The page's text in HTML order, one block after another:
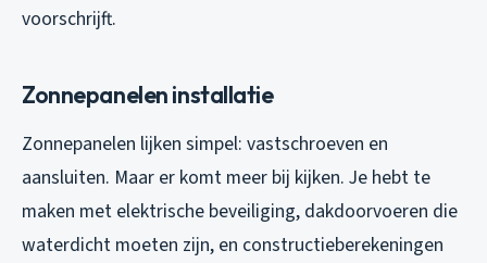
voorschrijft.
Zonnepanelen installatie
Zonnepanelen lijken simpel: vastschroeven en
aansluiten. Maar er komt meer bij kijken. Je hebt te
maken met elektrische beveiliging, dakdoorvoeren die
waterdicht moeten zijn, en constructieberekeningen